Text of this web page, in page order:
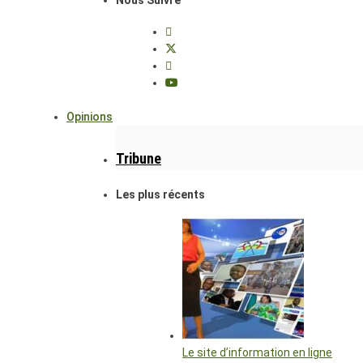
Opinions
Tribune
Les plus récents
Le site d’information en ligne